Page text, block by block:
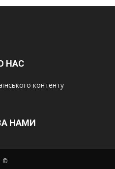
НАС
контенту
НАМИ
©